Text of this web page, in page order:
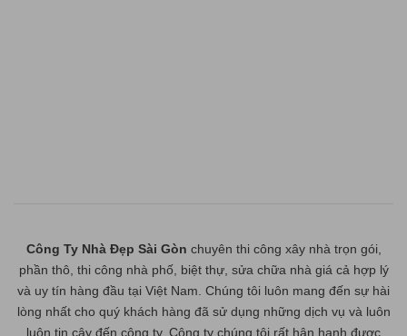
Công Ty Nhà Đẹp Sài Gòn chuyên thi công xây nhà trọn gói,
phần thô, thi công nhà phố, biệt thự, sửa chữa nhà giá cả hợp lý
và uy tín hàng đầu tại Việt Nam. Chúng tôi luôn mang đến sự hài
lòng nhất cho quý khách hàng đã sử dụng những dịch vụ và luôn
luôn tin cậy đến công ty. Công ty chúng tôi rất hân hạnh được